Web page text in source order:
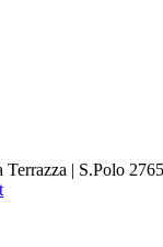
| S.Polo